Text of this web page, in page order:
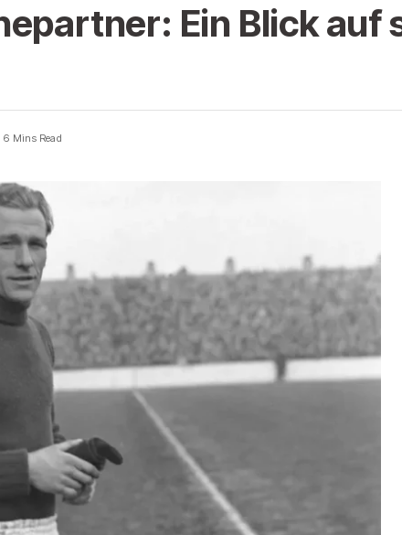
Ein Blick auf
6 Mins Read